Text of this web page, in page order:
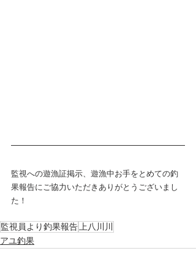
監視への遊漁証掲示、遊漁中お手をとめての釣
果報告にご協力いただきありがとうございまし
た！
監視員より釣果報告 上八川川
アユ釣果